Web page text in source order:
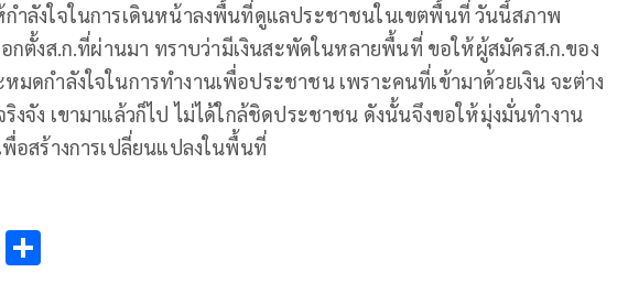
ำลังใจในการเดินหน้าลงพื้นที่ดูแลประชาชนในเขตพื้นที่ วันนี้สภาพ
อกตั้งส.ก.ที่ผ่านมา ทราบว่ามีเงินสะพัดในหลายพื้นที่ ขอให้ผู้สมัครส.ก.ของ
มดกำลังใจในการทำงานเพื่อประชาชน เพราะคนที่เข้ามาด้วยเงิน จะต่าง
งจัง เขามาแล้วก็ไป ไม่ได้ใกล้ชิดประชาชน ดังนั้นจึงขอให้มุ่งมั่นทำงาน
อสร้างการเปลี่ยนแปลงในพื้นที่
Li